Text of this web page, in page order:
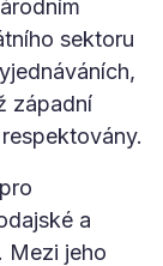
sektoru
západní
a
Mezi jeho